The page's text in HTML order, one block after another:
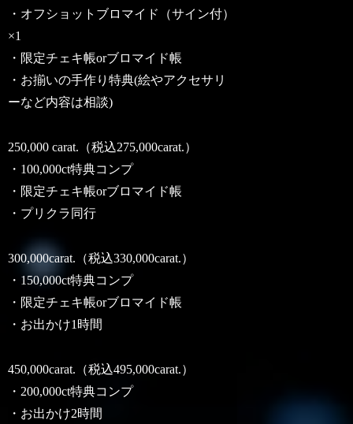
・オフショットブロマイド（サイン付）
×1
・限定チェキ帳orブロマイド帳
・お揃いの手作り特典(絵やアクセサリ
ーなど内容は相談)
250,000 carat.（税込275,000carat.）
・100,000ct特典コンプ
・限定チェキ帳orブロマイド帳
・プリクラ同行
300,000carat.（税込330,000carat.）
・150,000ct特典コンプ
・限定チェキ帳orブロマイド帳
・お出かけ1時間
450,000carat.（税込495,000carat.）
・200,000ct特典コンプ
・お出かけ2時間